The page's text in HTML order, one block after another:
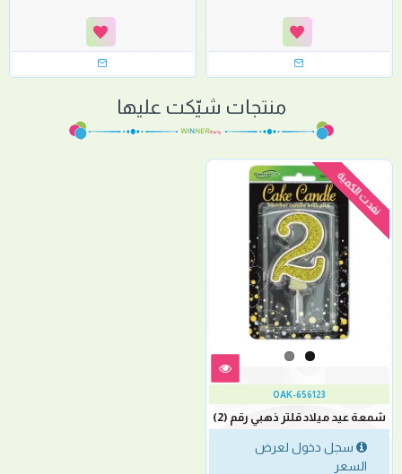
منتجات شيّكت عليها
نفدت الكمية
OAK-656123
شمعة عيد ميلاد قلتر ذهبي رقم (2)
سجل دخول لعرض
السعر